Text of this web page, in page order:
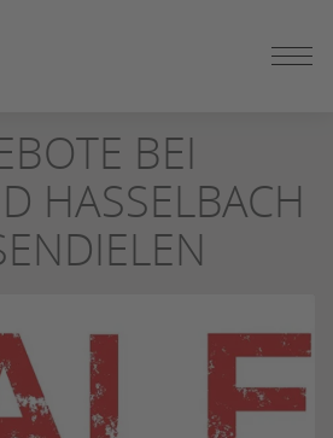
BEI
HASSELBACH